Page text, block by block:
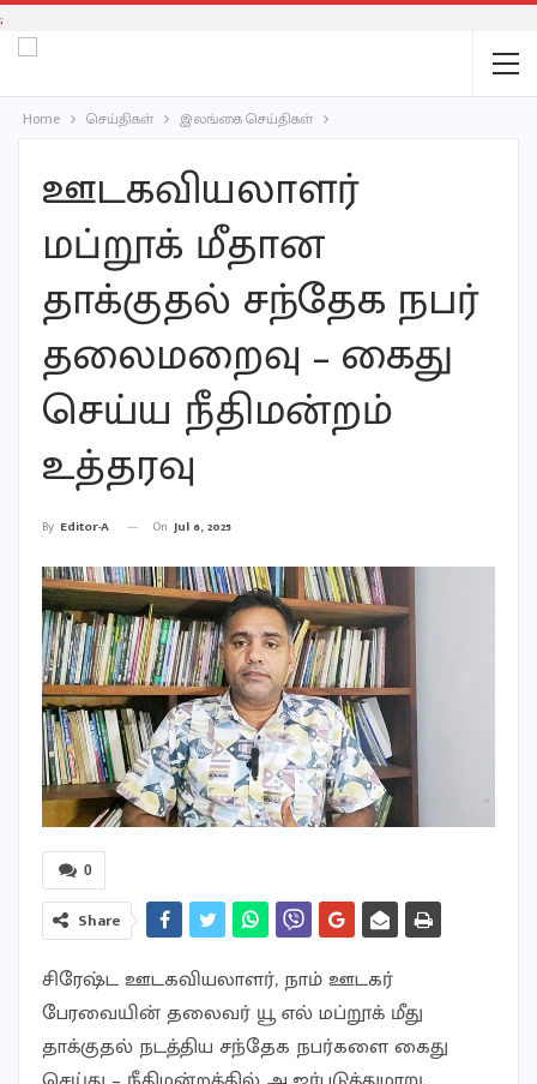
;
Home செய்திகள் இலங்கை செய்திகள்
ஊடகவியலாளர்
மப்றூக் மீதான
தாக்குதல் சந்தேக நபர்
தலைமறைவு – கைது
செய்ய நீதிமன்றம்
உத்தரவு
By Editor-A On Jul 6, 2025
0
Share
சிரேஷ்ட ஊடகவியலாளர், நாம் ஊடகர்
பேரவையின் தலைவர் யூ எல் மப்றூக் மீது
தாக்குதல் நடத்திய சந்தேக நபர்களை கைது